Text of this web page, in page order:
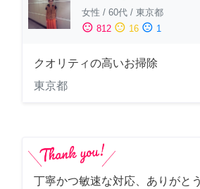
女性 / 60代 / 東京都
sentiment_satisfied 812 sentiment_neutral 16 sentiment_dissatisfied 1
クオリティの高いお掃除
東京都
丁寧かつ敏速な対応、ありがと